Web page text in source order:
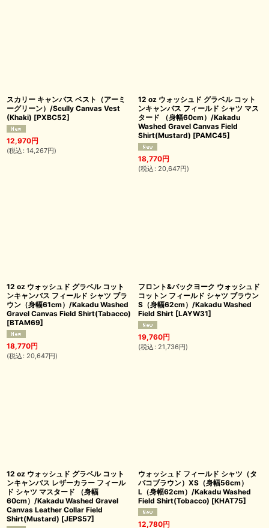
スカリー キャンバス ベスト（アーミ
ーグリーン）/Scully Canvas Vest
(Khaki) [PXBC52]
12,970円
(税込 : 14,267円)
12 oz ウォッシュド グラベル コット
ンキャンバス フィールド シャツ マス
タード （身幅60cm）/Kakadu
Washed Gravel Canvas Field
Shirt(Mustard) [PAMC45]
18,770円
(税込 : 20,647円)
12 oz ウォッシュド グラベル コット
ンキャンバス フィールド シャツ ブラ
ウン（身幅61cm）/Kakadu Washed
Gravel Canvas Field Shirt(Tabacco)
[BTAM69]
18,770円
(税込 : 20,647円)
フロント&バックヨーク ウォッシュド
コットン フィールド シャツ ブラウン
S（身幅62cm）/Kakadu Washed
Field Shirt [LAYW31]
19,760円
(税込 : 21,736円)
12 oz ウォッシュド グラベル コット
ンキャンバス レザーカラー フィール
ド シャツ マスタード （身幅
60cm）/Kakadu Washed Gravel
Canvas Leather Collar Field
Shirt(Mustard) [JEPS57]
ウォッシュド フィールド シャツ（タ
バコブラウン）XS（身幅56cm）
L（身幅62cm）/Kakadu Washed
Field Shirt(Tobacco) [KHAT75]
12,780円